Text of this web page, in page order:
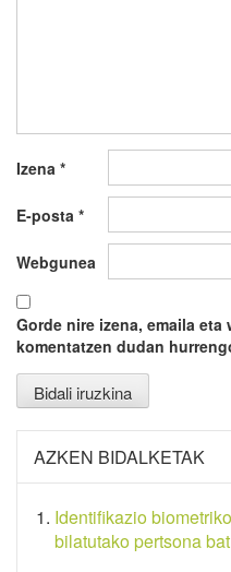
Izena *
E-posta *
Webgunea
Gorde nire izena, emaila
komentatzen dudan
AZKEN BIDALKETAK
Identifikazio
bilatutako pertsona